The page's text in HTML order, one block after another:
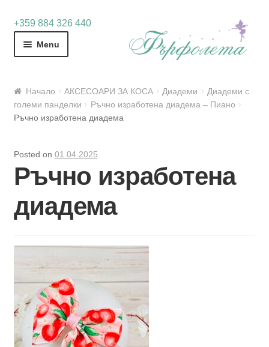
+359 884 326 440
Skip
Skip
Menu
Начало АКСЕСОАРИ ЗА КОСА Диадеми
Диадеми с
големи панделки
Ръчно изработена диадема – Пиано
Ръчно изработена диадема
Posted on 01.04.2025
Ръчно изработена
диадема